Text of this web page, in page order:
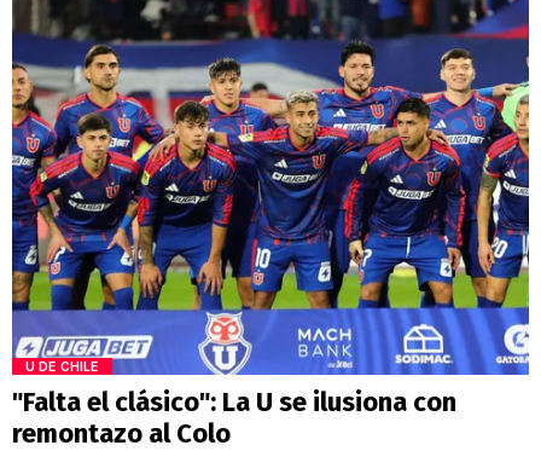
U DE CHILE
"Falta el clásico": La U se ilusiona con
remontazo al Colo